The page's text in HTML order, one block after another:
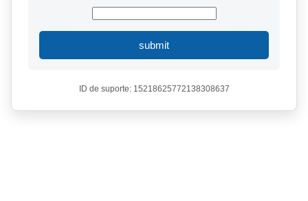
submit
ID de suporte: 15218625772138308637